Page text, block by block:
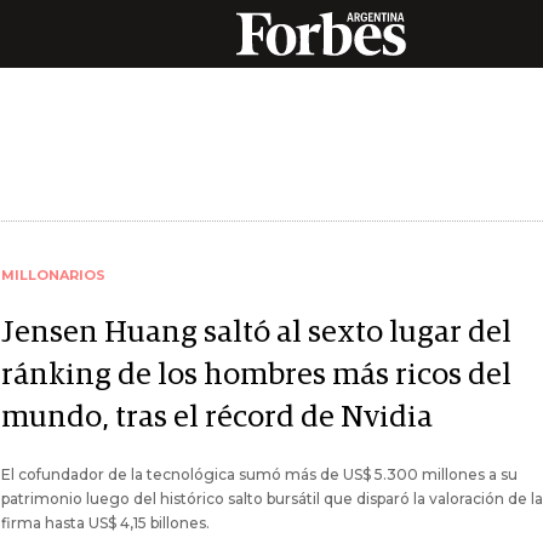
MILLONARIOS
Jensen Huang saltó al sexto lugar del
ránking de los hombres más ricos del
mundo, tras el récord de Nvidia
El cofundador de la tecnológica sumó más de US$ 5.300 millones a su
patrimonio luego del histórico salto bursátil que disparó la valoración de la
firma hasta US$ 4,15 billones.